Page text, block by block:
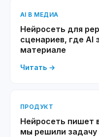
AI В МЕДИА
Нейросеть для
сценариев, где AI
материале
Читать →
ПРОДУКТ
Нейросеть пишет
мы решили